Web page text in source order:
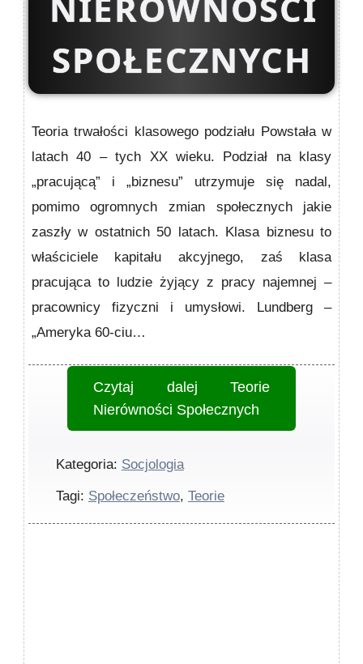
SPOŁECZNYCH
Teoria trwałości klasowego podziału Powstała w
latach 40 – tych XX wieku. Podział na klasy
„pracującą” i „biznesu” utrzymuje się nadal,
pomimo ogromnych zmian społecznych jakie
zaszły w ostatnich 50 latach. Klasa biznesu to
właściciele kapitału akcyjnego, zaś klasa
pracująca to ludzie żyjący z pracy najemnej –
pracownicy fizyczni i umysłowi. Lundberg –
„Ameryka 60-ciu…
Czytaj dalejTeorie
Nierówności Społecznych
Kategoria: Socjologia
Tagi: Społeczeństwo, Teorie